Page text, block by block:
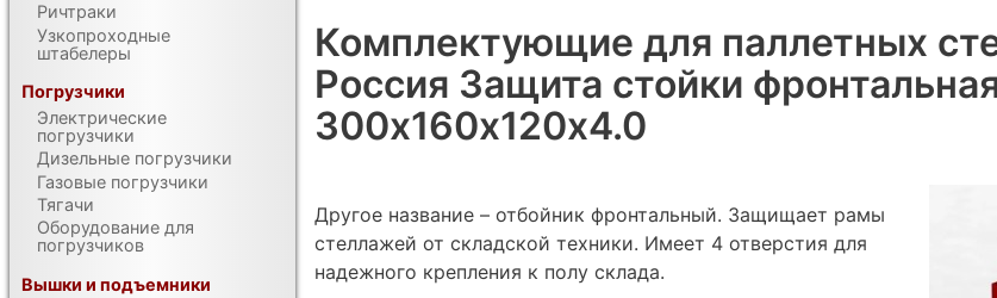
Комплектующие для паллетных
Россия Защита стойки
300х160х120х4.0
Другое название – отбойник фронтальный. Защищает рамы
стеллажей от складской техники. Имеет 4 отверстия для
надежного крепления к полу склада.
Ричтраки
Узкопроходные
штабелеры
Погрузчики
Электрические
погрузчики
Дизельные погрузчики
Газовые погрузчики
Тягачи
Оборудование для
погрузчиков
Вышки и подъемники